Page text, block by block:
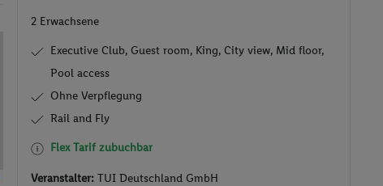
2 Erwachsene
Executive Club, Guest room, King, City view, Mid floor,
Pool access
Ohne Verpflegung
Rail and Fly
Flex Tarif zubuchbar
Veranstalter:TUI Deutschland GmbH